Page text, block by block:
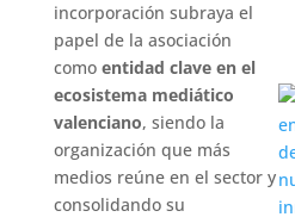
incorporación subraya el
papel de la asociación
como entidad clave en el
ecosistema mediático
valenciano, siendo la
organización que más
medios reúne en el sector y
consolidando su